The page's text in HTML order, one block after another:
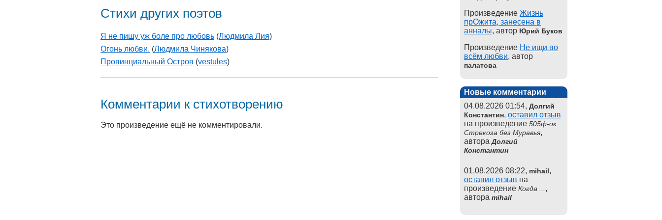
Стихи других поэтов
Я не пишу уж боле про любовь (Людмила Лия)
Огонь любви. (Людмила Чинякова)
Провинциальный Остров (vestules)
Комментарии к стихотворению
Это произведение ещё не комментировали.
Произведение Жизнь
прОжита, занесена в
анналы, автор Юрий Буков
Произведение Не ищи во
всём любви, автор
палатова
Новые комментарии
04.08.2026 01:54, Долгий
Константин, оставил отзыв
на произведение 505ф-ок.
Стрекоза без Муравья,
автораДолгий
Константин
01.08.2026 08:22, mihail,
оставил отзыв на
произведение Когда ... ,
автора mihail